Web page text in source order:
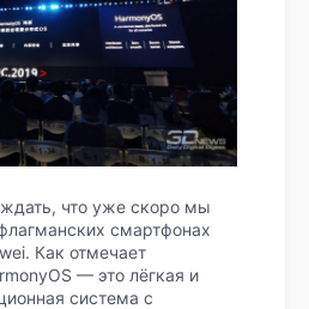
что уже скоро мы
смартфонах
Как отмечает
— это лёгкая и
система с